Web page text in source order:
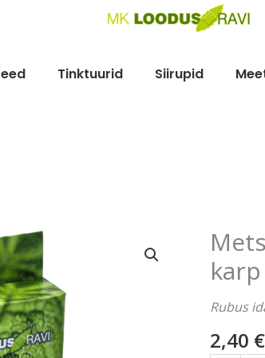
Tinktuurid Siirupid
karp
Rubus
2,40 €
varred,
30
mahe,
karp